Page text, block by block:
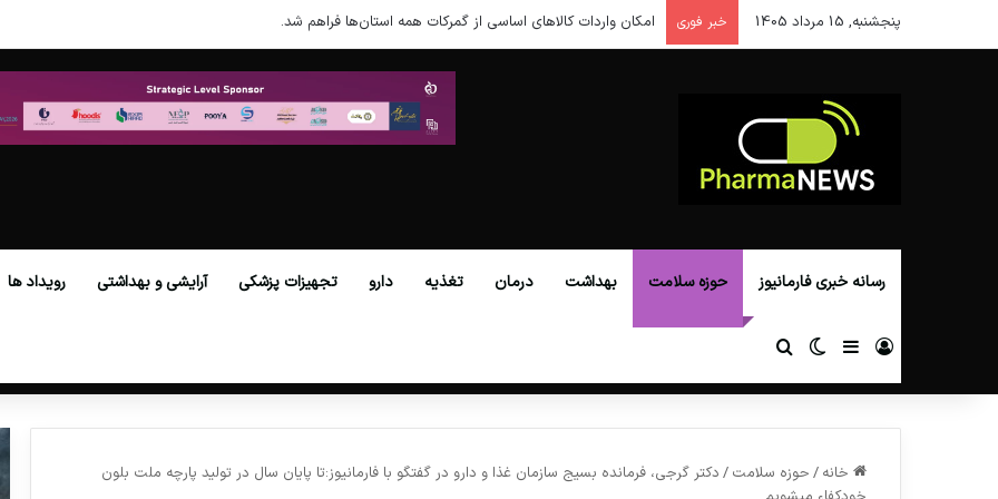
پنجشنبه, 15 مرداد 1405 خبر فوری امکان واردات کالاهای اساسی از گمرکات همه استان‌ها فراهم شد.
رسانه خبری فارمانیوز حوزه سلامت بهداشت درمان تغذیه دارو تجهیزات پزشکی آرایشی و بهداشتی رویداد ها
ورود سایدبارتغییر پوسته
خانه / حوزه سلامت / دکتر گرجی، فرمانده بسیج سازمان غذا و دارو در گفتگو با فارمانیوز:تا پایان سال در تولید پارچه ملت بلون